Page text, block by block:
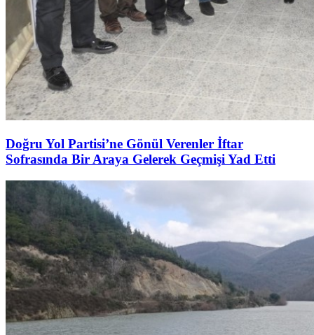
Doğru Yol Partisi’ne Gönül Verenler İftar
Sofrasında Bir Araya Gelerek Geçmişi Yad Etti